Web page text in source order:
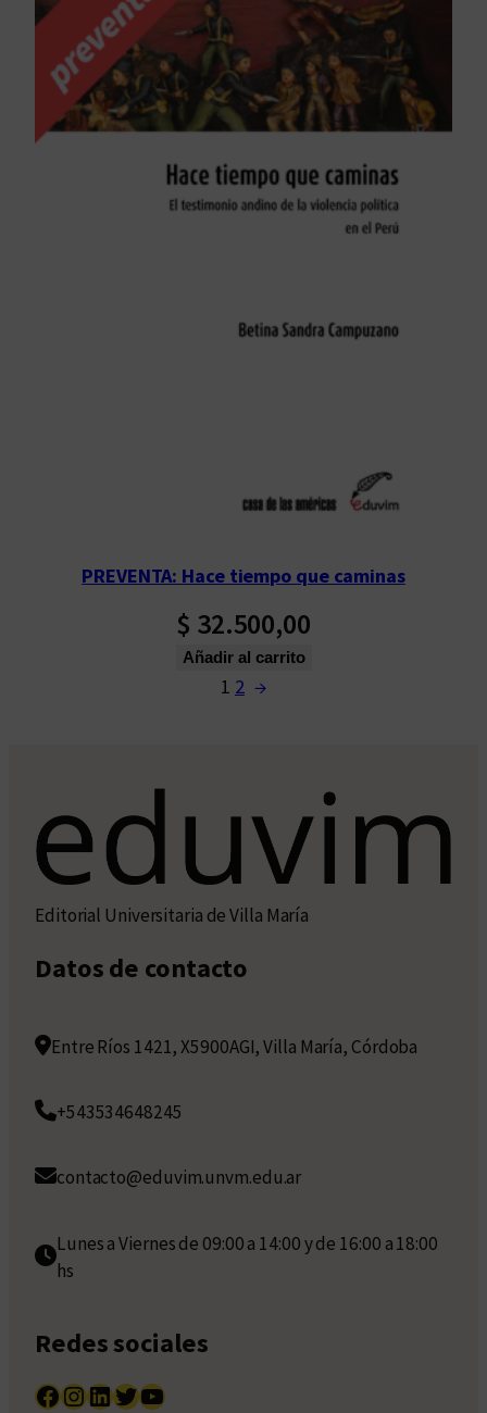
PREVENTA: Hace tiempo que caminas
$ 32.500,00
Añadir al carrito
1 2 →
Editorial Universitaria de Villa María
Datos de contacto
Entre Ríos 1421, X5900AGI, Villa María, Córdoba
+543534648245
contacto@eduvim.unvm.edu.ar
Lunes a Viernes de 09:00 a 14:00 y de 16:00 a 18:00
hs
Redes sociales
Facebook InstagramLinkedIn Twitter YouTube